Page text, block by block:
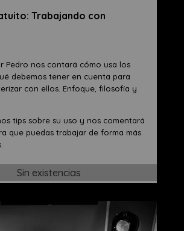
Trabajando con
Pedro nos contará cómo usa los
debemos tener en cuenta para
con ellos. Enfoque, filosofía y
tips sobre su uso y nos comentará
que puedas trabajar de forma más
Sin existencias